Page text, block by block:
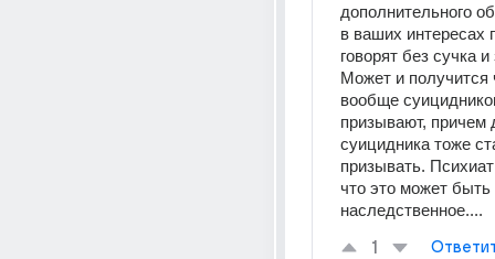
дополнительного
в ваших интересах
говорят без сучка
Может и получится
вообще
призывают, причем
суицидника тоже
призывать.
что это может быть
наследственное....
1